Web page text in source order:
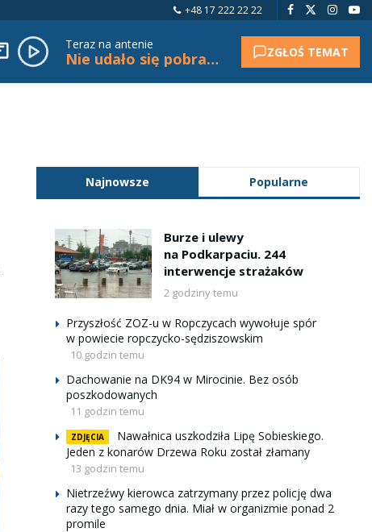
+48 17 222 22 22
Teraz na antenie
Nie udało się pobrać tytułu. ZGŁOŚ TEMAT
Najnowsze Popularne
Burze i ulewy
na Podkarpaciu. 244
interwencje strażaków
2 godziny temu
Przyszłość ZOZ-u w Ropczycach wywołuje spór
w powiecie ropczycko-sędziszowskim
10 godzin temu
Dachowanie na DK94 w Mirocinie. Bez osób
poszkodowanych
11 godzin temu
ZDJĘCIA
Nawałnica uszkodziła Lipę Sobieskiego.
Jeden z konarów Drzewa Roku został złamany
13 godzin temu
Nietrzeźwy kierowca zatrzymany przez policję dwa
razy tego samego dnia. Miał w organizmie ponad 2
promile